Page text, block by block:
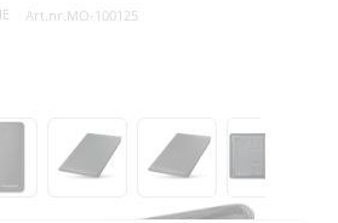
Art.nr. MO-100125
image
View larger imageView larger image
View larger